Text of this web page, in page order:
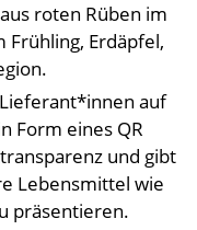
roten Rüben im
Frühling, Erdäpfel,
auf
Form eines QR
und gibt
Lebensmittel wie
präsentieren.